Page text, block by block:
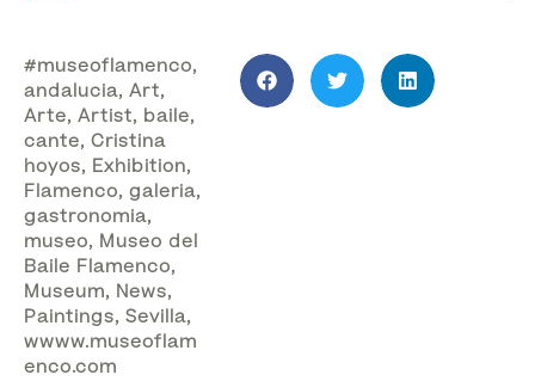
#museoflamenco,
andalucia, Art,
Arte, Artist, baile,
cante, Cristina
hoyos, Exhibition,
Flamenco, galeria,
gastronomia,
museo, Museo del
Baile Flamenco,
Museum, News,
Paintings, Sevilla,
wwww.museoflam
enco.com